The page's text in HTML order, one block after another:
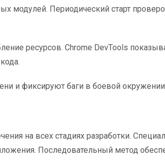
модулей. Периодический старт
ресурсов. Chrome DevTools
и фиксируют баги в боевой
на всех стадиях разработки.
Последовательный метод